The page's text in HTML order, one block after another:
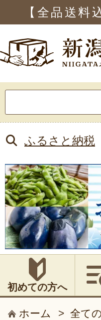
【全品送料
索:
ふるさと納税
初めての方へ
ホーム > 全て